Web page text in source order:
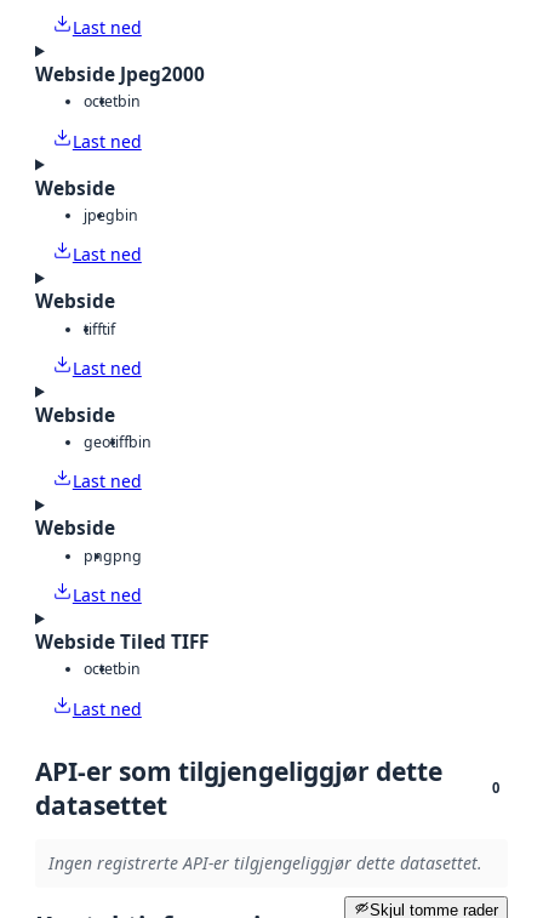
Last ned
Webside Jpeg2000
octetbin
Last ned
Webside
jpegbin
Last ned
Webside
tifftif
Last ned
Webside
geotiffbin
Last ned
Webside
pngpng
Last ned
Webside Tiled TIFF
octetbin
Last ned
API-er som tilgjengeliggjør dette
datasettet
0
Ingen registrerte API-er tilgjengeliggjør dette datasettet.
Skjul tomme rader